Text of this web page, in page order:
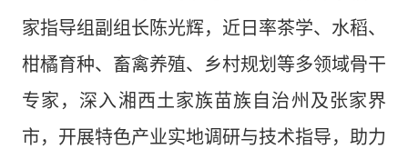
家指导组副组长陈光辉，近日率茶学、水稻、
柑橘育种、畜禽养殖、乡村规划等多领域骨干
专家，深入湘西土家族苗族自治州及张家界
市，开展特色产业实地调研与技术指导，助力